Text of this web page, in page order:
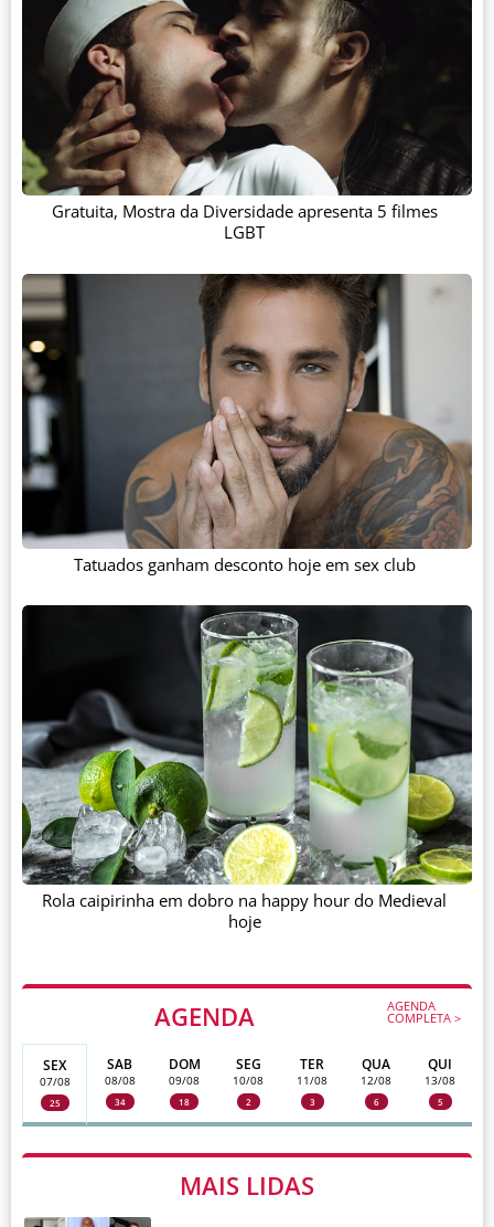
AGENDA AGENDA
COMPLETA >
SEX
07/08
25
SAB
08/08
34
DOM
09/08
18
SEG
10/08
2
TER
11/08
3
QUA
12/08
6
QUI
13/08
5
MAIS LIDAS
Gratuita, Mostra da Diversidade apresenta 5 filmes
LGBT
Tatuados ganham desconto hoje em sex club
Rola caipirinha em dobro na happy hour do Medieval
hoje